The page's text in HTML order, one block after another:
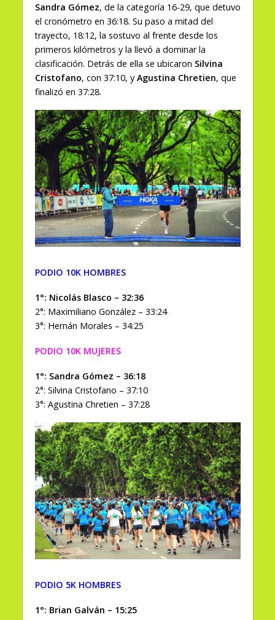
Sandra Gómez, de la categoría 16-29, que detuvo
el cronómetro en 36:18. Su paso a mitad del
trayecto, 18:12, la sostuvo al frente desde los
primeros kilómetros y la llevó a dominar la
clasificación. Detrás de ella se ubicaron Silvina
Cristofano, con 37:10, y Agustina Chretien, que
finalizó en 37:28.
PODIO 10K HOMBRES
1°: Nicolás Blasco – 32:36
2°: Maximiliano González – 33:24
3°: Hernán Morales – 34:25
PODIO 10K MUJERES
1°: Sandra Gómez – 36:18
2°: Silvina Cristofano – 37:10
3°: Agustina Chretien – 37:28
PODIO 5K HOMBRES
1°: Brian Galván – 15:25